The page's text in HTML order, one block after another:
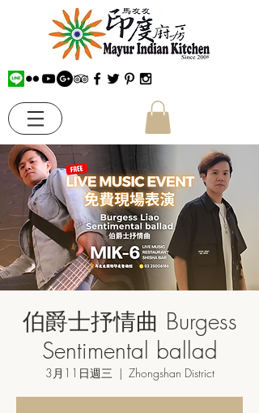
伯爵士抒情曲 Burgess
Sentimental ballad
3月11日週三
  |
Zhongshan District